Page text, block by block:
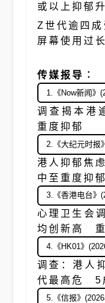
或以上抑郁
Z世代逾四
屏幕使用过
传媒报导︰
1.《Now新闻》
调查揭本港
重度抑郁
2.《大纪元时报
港人抑郁焦
中至重度抑郁
3.《香港电台》
心理卫生会
均创新高 重
4.《HK01》
调查：港人
代最高危 5
5.《信报》